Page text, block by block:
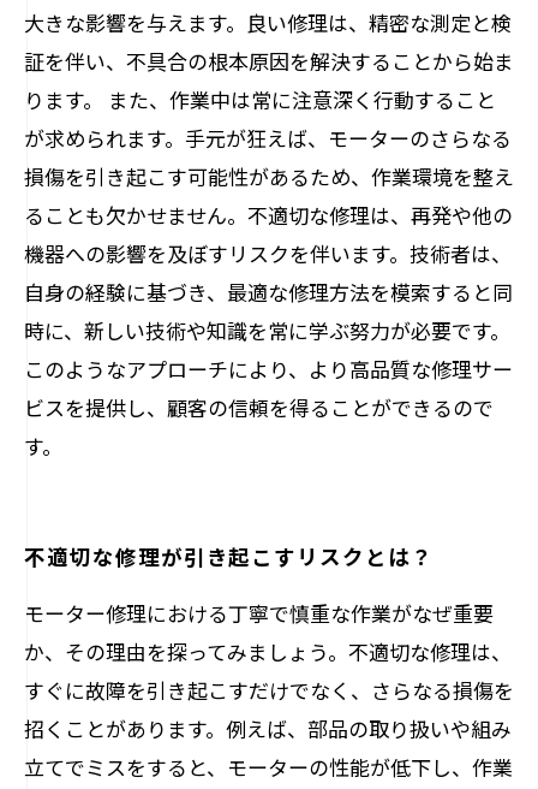
大きな影響を与えます。良い修理は、精密な測定と検
証を伴い、不具合の根本原因を解決することから始ま
ります。 また、作業中は常に注意深く行動すること
が求められます。手元が狂えば、モーターのさらなる
損傷を引き起こす可能性があるため、作業環境を整え
ることも欠かせません。不適切な修理は、再発や他の
機器への影響を及ぼすリスクを伴います。技術者は、
自身の経験に基づき、最適な修理方法を模索すると同
時に、新しい技術や知識を常に学ぶ努力が必要です。
このようなアプローチにより、より高品質な修理サー
ビスを提供し、顧客の信頼を得ることができるので
す。
不適切な修理が引き起こすリスクとは？
モーター修理における丁寧で慎重な作業がなぜ重要
か、その理由を探ってみましょう。不適切な修理は、
すぐに故障を引き起こすだけでなく、さらなる損傷を
招くことがあります。例えば、部品の取り扱いや組み
立てでミスをすると、モーターの性能が低下し、作業